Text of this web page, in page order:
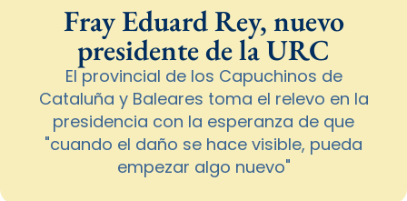
Fray Eduard Rey, nuevo
presidente de la URC
El provincial de los Capuchinos de
Cataluña y Baleares toma el relevo en la
presidencia con la esperanza de que
"cuando el daño se hace visible, pueda
empezar algo nuevo"